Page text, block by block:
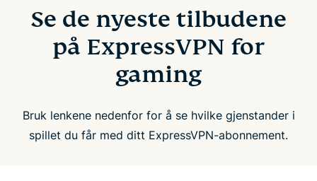
Se de nyeste tilbudene
på ExpressVPN for
gaming
Bruk lenkene nedenfor for å se hvilke gjenstander i
spillet du får med ditt ExpressVPN-abonnement.